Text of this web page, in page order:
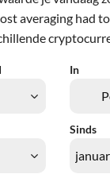
averaging had
In
Sinds